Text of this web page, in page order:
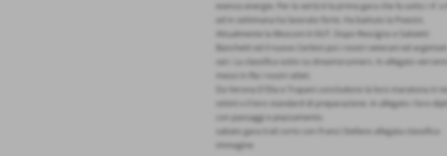
esenza energie. Per la vertà è la prima gara che fa sotto i 4´ a
ed in settimana ha lavorato forte. Ha battuto la Poesini.
Attualmente la Mosconi è OUT. Dopo Rescigno e Salvietti
Banchetti ed il nuovo Cerbini poi i nostri veterani ed argentati
vari. La classifica sotto su dreamsrunners. In allegato
messi in fila i nostri atleti.
Da Verona D´Elia e Trapani concludono la loro maratona in
ottimi x il loro standard di preparazione. In allegato i loro
con passaggi e piazzamento.
sabato gara trail corto con Franci Stefano allegata classifica-
immagine